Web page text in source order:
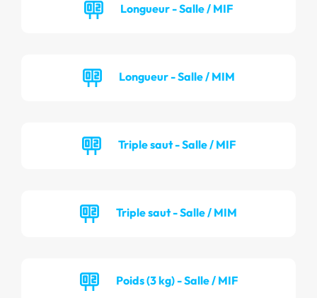
Longueur - Salle / MIF
Longueur - Salle / MIM
Triple saut - Salle / MIF
Triple saut - Salle / MIM
Poids (3 kg) - Salle / MIF